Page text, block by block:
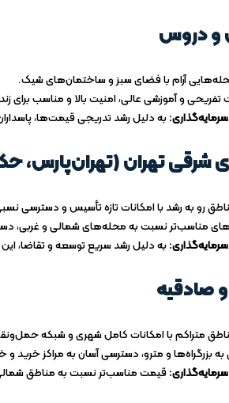
و دروس
آرام با فضای سبز و ساختمان‌های شیک.
تفریحی و آموزشی عالی، امنیت بالا و مناسب برای
به دلیل رشد تدریجی قیمت‌ها،
شرقی تهران (تهران‌پارس،
رو به رشد با امکانات تازه تأسیس و دسترسی
مناسب‌تر نسبت به محله‌های شمالی و غربی،
به دلیل رشد سریع توسعه و تقاضا،
و صادقیه
متراکم با امکانات کامل شهری و شبکه
به بزرگراه‌ها و مترو، دسترسی آسان به مراکز خرید
قیمت مناسب‌تر نسبت به مناطق